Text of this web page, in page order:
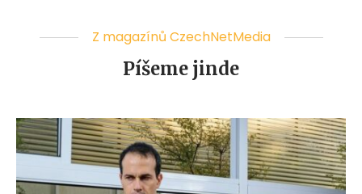
Z magazínů CzechNetMedia
Píšeme jinde